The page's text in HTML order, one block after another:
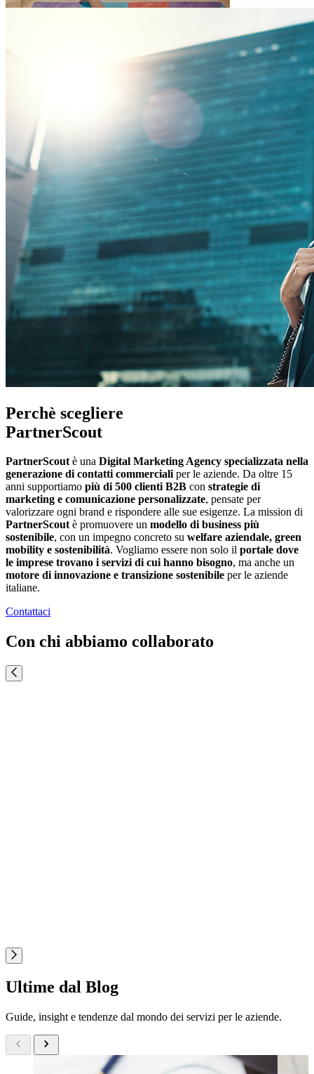
Perchè scegliere
PartnerScout
PartnerScoutè una Digital Marketing Agency specializzata nella
generazione di contatti commercialiper le aziende. Da oltre 15
anni supportiamo più di 500 clienti B2B con strategie di
marketing e comunicazione personalizzate, pensate per
valorizzare ogni brand e rispondere alle sue esigenze. La mission di
PartnerScoutè promuovere un modello di business più
sostenibile, con un impegno concreto su welfare aziendale, green
mobility e sostenibilità. Vogliamo essere non solo il portale dove
le imprese trovano i servizi di cui hanno bisogno, ma anche un
motore di innovazione e transizione sostenibile per le aziende
italiane.
Contattaci
Con chi abbiamo collaborato
Ultime dal Blog
Guide, insight e tendenze dal mondo dei servizi per le aziende.